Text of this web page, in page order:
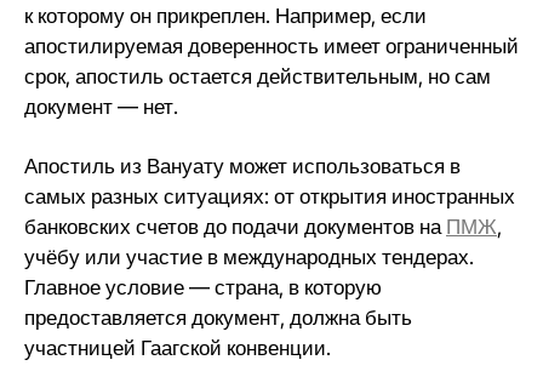
к которому он прикреплен. Например, если
апостилируемая доверенность имеет ограниченный
срок, апостиль остается действительным, но сам
документ — нет.
Апостиль из Вануату может использоваться в
самых разных ситуациях: от открытия иностранных
банковских счетов до подачи документов на ПМЖ,
учёбу или участие в международных тендерах.
Главное условие — страна, в которую
предоставляется документ, должна быть
участницей Гаагской конвенции.